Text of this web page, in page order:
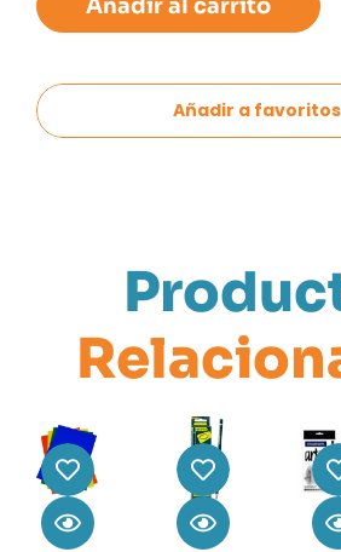
Añadir al carrito
Añadir a favoritos